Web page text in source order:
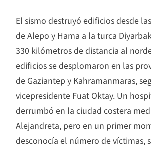
El sismo destruyó edificios desde
de Alepo y Hama a la turca
330 kilómetros de distancia al
edificios se desplomaron en las
de Gaziantep y Kahramanmaras,
vicepresidente Fuat Oktay. Un
derrumbó en la ciudad costera
Alejandreta, pero en un primer
desconocía el número de víctimas,